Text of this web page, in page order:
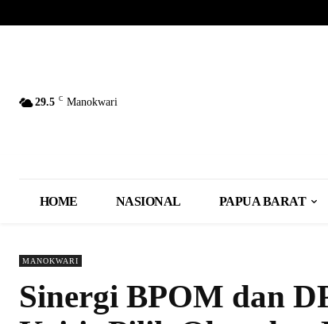
29.5 C Manokwari
HOME NASIONAL PAPUA BARAT
MANOKWARI
Sinergi BPOM dan